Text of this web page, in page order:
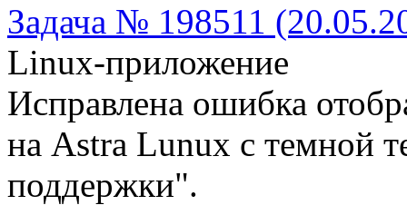
Задача № 198511
Linux-приложение
Исправлена ошибка
на Astra Lunux с темной
поддержки".